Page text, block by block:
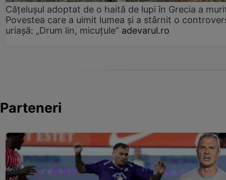
Cățelușul adoptat de o haită de lupi în Grecia a
Povestea care a uimit lumea și a stârnit o
uriașă: „Drum lin, micuțule” adevarul.ro
Parteneri